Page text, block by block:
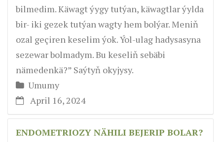
bilmedim. Käwagt ýygy tutýan, käwagtlar ýylda
bir- iki gezek tutýan wagty hem bolýar. Meniň
ozal geçiren keselim ýok. Ýol-ulag hadysasyna
sezewar bolmadym. Bu keseliň sebäbi
nämedenkä?” Saýtyň okyjysy.
Umumy
April 16, 2024
ENDOMETRIOZY NÄHILI BEJERIP BOLAR?